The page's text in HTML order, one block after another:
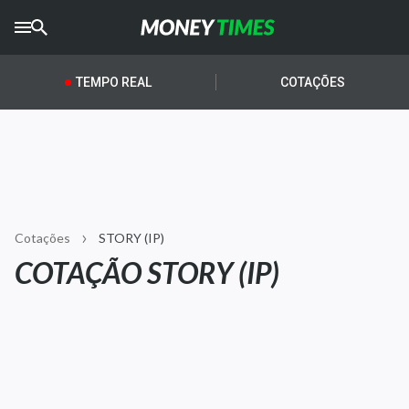
CRYPTOTIMES
AGROTIMES
Newsletters
Money Trader
TEMPO REAL COTAÇÕES
Cotações STORY (IP)
COTAÇÃO STORY (IP)